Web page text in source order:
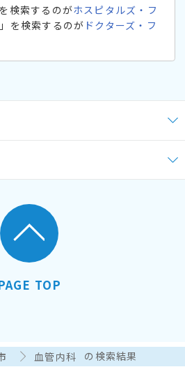
検索するのがホスピタルズ・フ
を検索するのが ドクターズ・フ
TOP
血管内科 の検索結果